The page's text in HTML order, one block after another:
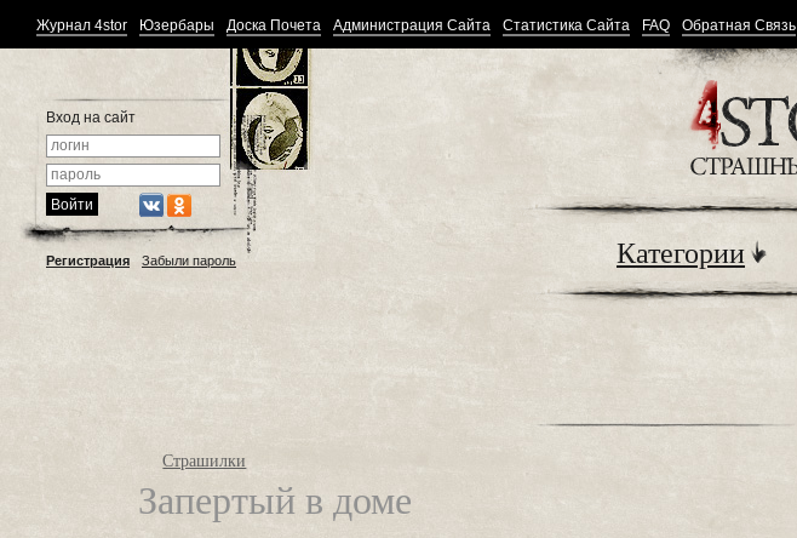
Журнал 4stor Юзербары Доска Почета Администрация Сайта Статистика Сайта FAQ Обратная Связь
Вход на сайт
Регистрация Забыли пароль Категории
Страшилки
Запертый в доме